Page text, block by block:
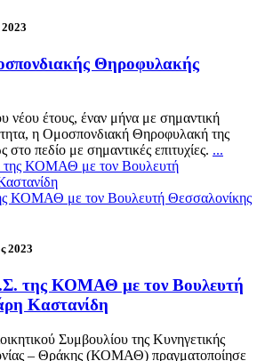
Θηροφυλακής
νέου έτους, έναν μήνα με σημαντική
η Ομοσπονδιακή Θηροφυλακή της
πεδίο με σημαντικές επιτυχίες. ...
ΚΟΜΑΘ με τον Βουλευτή Θεσσαλονίκης
2023
της ΚΟΜΑΘ με τον Βουλευτή
Καστανίδη
Συμβουλίου της Κυνηγετικής
– Θράκης (ΚΟΜΑΘ) πραγματοποίησε